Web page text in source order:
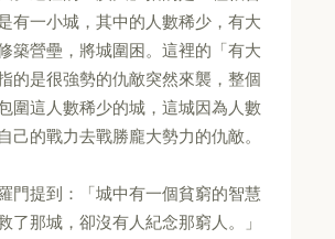
有一小城，其中的人數稀少，有大
築營壘，將城圍困。這裡的「有大
的是很強勢的仇敵突然來襲，整個
圍這人數稀少的城，這城因為人數
己的戰力去戰勝龐大勢力的仇敵。
門提到：「城中有一個貧窮的智慧
了那城，卻沒有人紀念那窮人。」